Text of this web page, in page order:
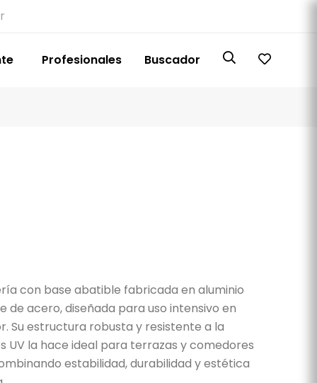
Profesionales Buscador
con base abatible fabricada en aluminio
de acero, diseñada para uso intensivo en
Su estructura robusta y resistente a la
UV la hace ideal para terrazas y comedores
estabilidad, durabilidad y estética